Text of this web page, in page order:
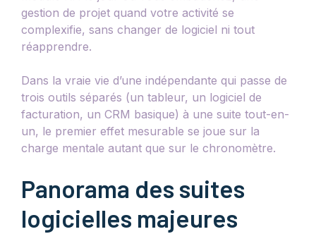
gestion de projet quand votre activité se
complexifie, sans changer de logiciel ni tout
réapprendre.
Dans la vraie vie d’une indépendante qui passe de
trois outils séparés (un tableur, un logiciel de
facturation, un CRM basique) à une suite tout-en-
un, le premier effet mesurable se joue sur la
charge mentale autant que sur le chronomètre.
Panorama des suites
logicielles majeures